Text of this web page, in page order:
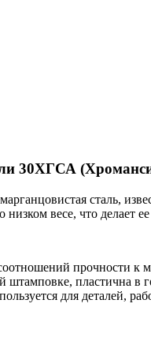
30ХГСА
сталь,
весе, что делает
прочности к
штамповке, пластична в
для деталей,